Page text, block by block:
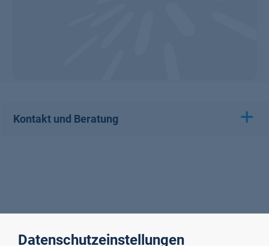
Kontakt und Beratung
Datenschutzeinstellungen